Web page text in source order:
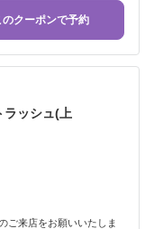
のクーポンで予約
ラッシュ(上
ご来店をお願いいたしま